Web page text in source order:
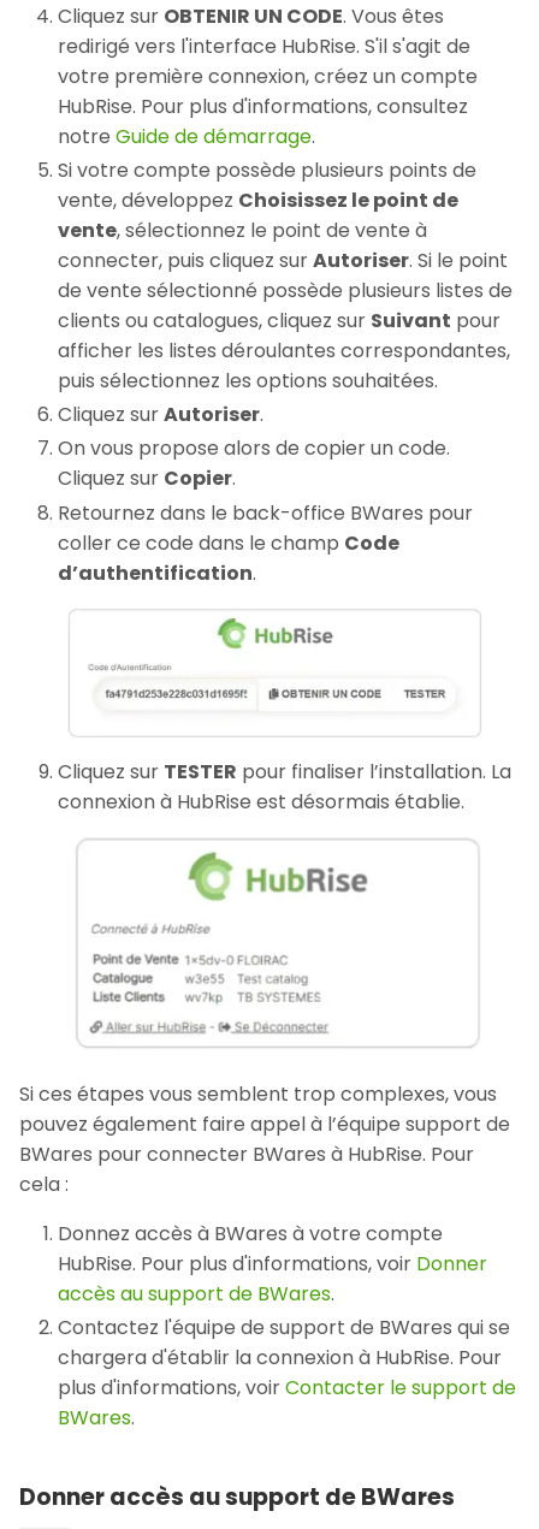
Cliquez sur OBTENIR UN CODE. Vous êtes
redirigé vers l'interface HubRise. S'il s'agit de
votre première connexion, créez un compte
HubRise. Pour plus d'informations, consultez
notre Guide de démarrage.
Si votre compte possède plusieurs points de
vente, développez Choisissez le point de
vente, sélectionnez le point de vente à
connecter, puis cliquez surAutoriser. Si le point
de vente sélectionné possède plusieurs listes de
clients ou catalogues, cliquez sur Suivant pour
afficher les listes déroulantes correspondantes,
puis sélectionnez les options souhaitées.
Cliquez surAutoriser.
On vous propose alors de copier un code.
Cliquez sur Copier.
Retournez dans le back-office BWares pour
coller ce code dans le champ Code
d’authentification.
Cliquez sur TESTER pour finaliser l’installation. La
connexion à HubRise est désormais établie.
Si ces étapes vous semblent trop complexes, vous
pouvez également faire appel à l’équipe support de
BWares pour connecter BWares à HubRise. Pour
cela :
Donnez accès à BWares à votre compte
HubRise. Pour plus d'informations, voir Donner
accès au support de BWares.
Contactez l'équipe de support de BWares qui se
chargera d'établir la connexion à HubRise. Pour
plus d'informations, voirContacter le support de
BWares.
Donner accès au support de BWares